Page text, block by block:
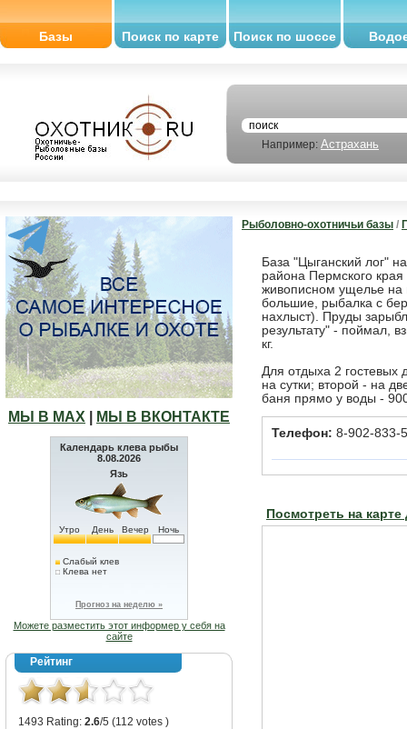
Базы Поиск по карте Поиск по шоссе
Например: Астрахань
МЫ В МАХ МЫ В ВКОНТАКТЕ
Календарь клева рыбы
8.08.2026
Язь
Утро День Вечер Ночь
Слабый клев
Клева нет
Прогноз на неделю »
Можете разместить этот информер у себя на
сайте
Рейтинг
1493 Rating: 2.6/5 (112 votes )
Рыболовно-охотничьи базы /
База "Цыганский лог"
района Пермского
живописном ущелье на
большие, рыбалка с
нахлыст). Пруды
результату" - поймал,
кг.
Для отдыха 2 гостевых
на сутки; второй - на
баня прямо у воды -
Телефон: 8-902-833-
Посмотреть на